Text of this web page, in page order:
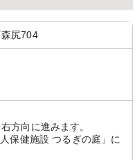
尻704
方向に進みます。
保健施設 つるぎの庭」に